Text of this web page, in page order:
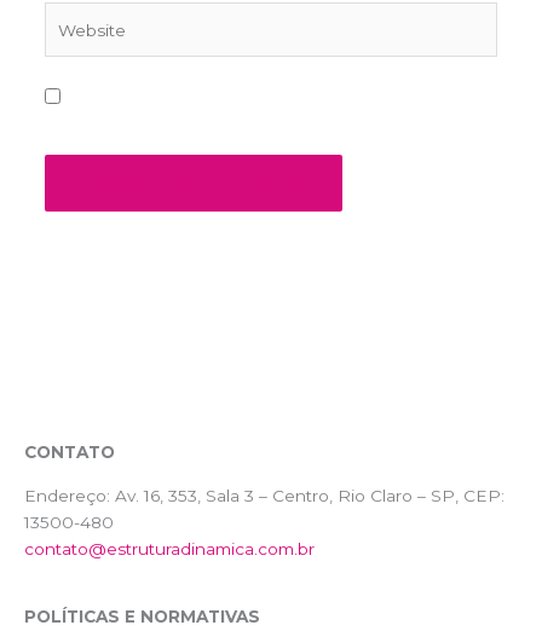
CONTATO
Endereço: Av. 16, 353, Sala 3 – Centro, Rio Claro – SP, CEP:
13500-480
contato@estruturadinamica.com.br
POLÍTICAS E NORMATIVAS